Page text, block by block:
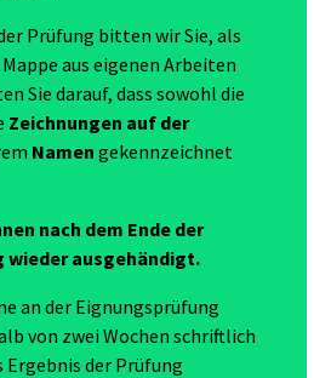
Prüfung bitten wir Sie, als
aus eigenen Arbeiten
Sie darauf, dass sowohl die
Zeichnungen auf der
Namen gekennzeichnet
nach dem Ende der
wieder ausgehändigt.
an der Eignungsprüfung
von zwei Wochen schriftlich
Ergebnis der Prüfung